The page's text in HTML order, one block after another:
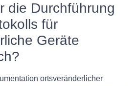
die Durchführung
für
Geräte
ortsveränderlicher